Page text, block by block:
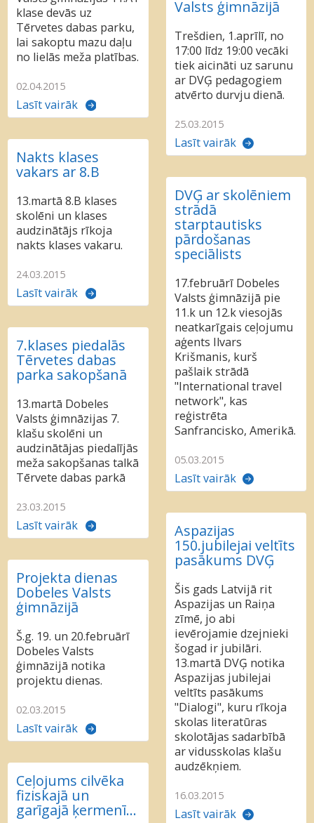
klase devās uz
Tērvetes dabas parku,
lai sakoptu mazu daļu
no lielās meža platības.
02.04.2015
Lasīt vairāk
Valsts ģimnāzijā
Trešdien, 1.aprīlī, no
17:00 līdz 19:00 vecāki
tiek aicināti uz sarunu
ar DVĢ pedagogiem
atvērto durvju dienā.
25.03.2015
Lasīt vairāk
Nakts klases
vakars ar 8.B
13.martā 8.B klases
skolēni un klases
audzinātājs rīkoja
nakts klases vakaru.
24.03.2015
Lasīt vairāk
DVĢ ar skolēniem
strādā
starptautisks
pārdošanas
speciālists
17.februārī Dobeles
Valsts ģimnāzijā pie
11.k un 12.k viesojās
neatkarīgais ceļojumu
aģents Ilvars
Krišmanis, kurš
pašlaik strādā
"International travel
network", kas
reģistrēta
Sanfrancisko, Amerikā.
05.03.2015
Lasīt vairāk
7.klases piedalās
Tērvetes dabas
parka sakopšanā
13.martā Dobeles
Valsts ģimnāzijas 7.
klašu skolēni un
audzinātājas piedalījās
meža sakopšanas talkā
Tērvete dabas parkā
23.03.2015
Lasīt vairāk Aspazijas
150.jubilejai veltīts
pasākums DVĢ
Šis gads Latvijā rit
Aspazijas un Raiņa
zīmē, jo abi
ievērojamie dzejnieki
šogad ir jubilāri.
13.martā DVĢ notika
Aspazijas jubilejai
veltīts pasākums
"Dialogi", kuru rīkoja
skolas literatūras
skolotājas sadarbībā
ar vidusskolas klašu
audzēkņiem.
16.03.2015
Lasīt vairāk
Projekta dienas
Dobeles Valsts
ģimnāzijā
Š.g. 19. un 20.februārī
Dobeles Valsts
ģimnāzijā notika
projektu dienas.
02.03.2015
Lasīt vairāk
Ceļojums cilvēka
fiziskajā un
garīgajā ķermenī...